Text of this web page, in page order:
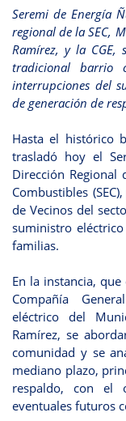
Seremi de Energía
regional de la SEC,
Ramírez, y la CGE,
tradicional barrio
interrupciones del
de generación de
Hasta el histórico
trasladó hoy el
Dirección Regional
Combustibles
de Vecinos del
suministro
familias.
En la instancia,
Compañía
eléctrico del
Ramírez, se
comunidad y se
mediano plazo,
respaldo, con el
eventuales futuros